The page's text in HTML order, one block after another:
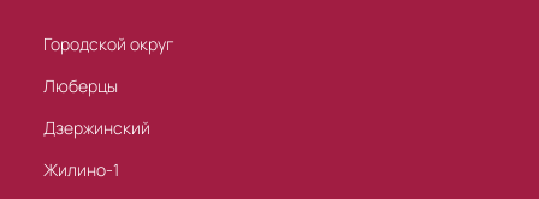
Городской округ
Люберцы
Дзержинский
Жилино-1